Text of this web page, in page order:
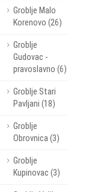
Groblje Malo
Korenovo (26)
Groblje
Gudovac -
pravoslavno (6)
Groblje Stari
Pavljani (18)
Groblje
Obrovnica (3)
Groblje
Kupinovac (3)